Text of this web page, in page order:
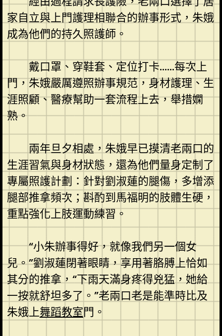
家自立與上門護理相聯合的辦事形式，朱娥
成為他們的持久照護師。
戴口罩、穿鞋套、定位打卡……每次上
門，朱娥嚴厲遵照辦事規范，身材護理、生
涯照顧、醫療幫助一套流程上去，舉措嫻
熟。
兩年旦夕相處，朱娥早已摸清老兩口的
生涯習氣與身材狀態，還為他們量身定制了
專屬照護計劃：針對劉淑蓮的腿傷，多增添
腿部推拿頻次；斟酌到馬福明的肢體生硬，
重點強化上肢運動練習。
“小朱辦事得好，就像我們另一個女
兒。”劉淑蓮閉著眼睛，享用著胳膊上恰如
其分的推拿，“下雨天滿身疼得兇猛，她給
一按就舒坦多了。”老兩口老是能準時比及
朱娥上舞蹈教室門。